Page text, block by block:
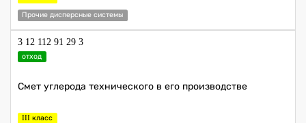
Прочие дисперсные системы
3 12 112 91 29 3
отход
Смет углерода технического в его производстве
III класс